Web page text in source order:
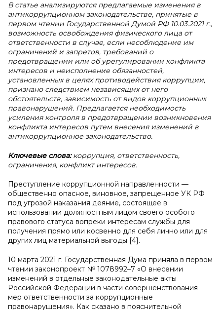
В статье анализируются предлагаемые изменения в
антикоррупционном законодательстве, принятые в
первом чтении Государственной Думой РФ 10.03.2021 г.,
возможность освобождения физического лица от
ответственности в случае, если несоблюдение им
ограничений и запретов, требований о
предотвращении или об урегулировании конфликта
интересов и неисполнение обязанностей,
установленных в целях противодействия коррупции,
признано следствием независящих от него
обстоятельств, зависимость от видов коррупционных
правонарушений. Предлагается необходимость
усиления контроля в предотвращении возникновения
конфликта интересов путем внесения изменений в
антикоррупционное законодательство.
Ключевые слова:коррупция, ответственность,
ограничения, конфликт интересов.
Преступление коррупционной направленности —
общественно опасное, виновное, запрещенное УК РФ
под угрозой наказания деяние, состоящее в
использовании должностным лицом своего особого
правового статуса вопреки интересам службы для
получения прямо или косвенно для себя лично или для
других лиц материальной выгоды [4].
10 марта 2021 г. Государственная Дума приняла в первом
чтении законопроект № 1078992–7 «О внесении
изменений в отдельные законодательные акты
Российской Федерации в части совершенствования
мер ответственности за коррупционные
правонарушения». Как сказано в пояснительной